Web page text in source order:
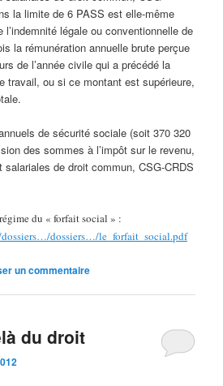
la limite de 6 PASS est elle-même
légale ou conventionnelle de
la rémunération annuelle brute perçue
de l’année civile qui a précédé la
travail, ou si ce montant est supérieure,
de sécurité sociale (soit 370 320
des sommes à l’impôt sur le revenu,
de droit commun, CSG-CRDS
du « forfait social » :
dossiers…/dossiers…/le_forfait_social.pdf
un commentaire
du droit